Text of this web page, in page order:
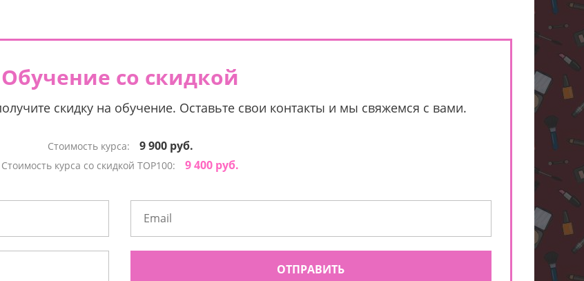
Обучение со скидкой
скидку на обучение. Оставьте свои контакты и мы свяжемся с вами.
Стоимость курса: 9 900 руб.
Стоимость курса со скидкой TOP100: 9 400 руб.
ОТПРАВИТЬ